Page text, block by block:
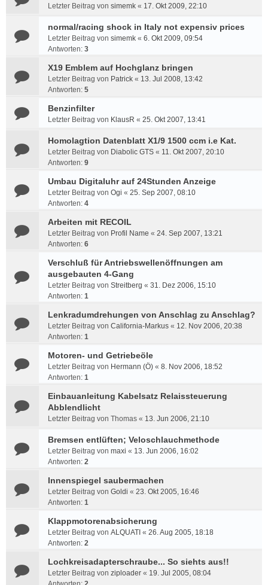
Letzter Beitrag von simemk « 17. Okt 2009, 22:10
normal/racing shock in Italy not expensiv prices
Letzter Beitrag von simemk « 6. Okt 2009, 09:54
Antworten: 3
X19 Emblem auf Hochglanz bringen
Letzter Beitrag von Patrick « 13. Jul 2008, 13:42
Antworten: 5
Benzinfilter
Letzter Beitrag von KlausR « 25. Okt 2007, 13:41
Homolagtion Datenblatt X1/9 1500 ccm i.e Kat.
Letzter Beitrag von Diabolic GTS « 11. Okt 2007, 20:10
Antworten: 9
Umbau Digitaluhr auf 24Stunden Anzeige
Letzter Beitrag von Ogi « 25. Sep 2007, 08:10
Antworten: 4
Arbeiten mit RECOIL
Letzter Beitrag von Profil Name « 24. Sep 2007, 13:21
Antworten: 6
Verschluß für Antriebswellenöffnungen am
ausgebauten 4-Gang
Letzter Beitrag von Streitberg « 31. Dez 2006, 15:10
Antworten: 1
Lenkradumdrehungen von Anschlag zu Anschlag?
Letzter Beitrag von California-Markus « 12. Nov 2006, 20:38
Antworten: 1
Motoren- und Getriebeöle
Letzter Beitrag von Hermann (Ö) « 8. Nov 2006, 18:52
Antworten: 1
Einbauanleitung Kabelsatz Relaissteuerung
Abblendlicht
Letzter Beitrag von Thomas « 13. Jun 2006, 21:10
Bremsen entlüften; Veloschlauchmethode
Letzter Beitrag von maxi « 13. Jun 2006, 16:02
Antworten: 2
Innenspiegel saubermachen
Letzter Beitrag von Goldi « 23. Okt 2005, 16:46
Antworten: 1
Klappmotorenabsicherung
Letzter Beitrag von ALQUATI « 26. Aug 2005, 18:18
Antworten: 2
Lochkreisadapterschraube... So siehts aus!!
Letzter Beitrag von ziploader « 19. Jul 2005, 08:04